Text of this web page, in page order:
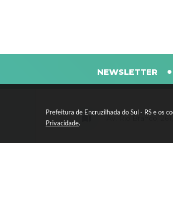
Prefeitura de Encruzilhada do Sul - RS e os
Privacidade.
NEWSLETTER
Av. Rio Branco,